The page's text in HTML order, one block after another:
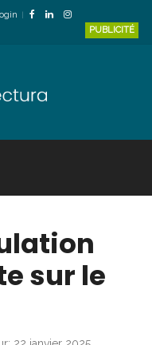
PUBLICITÉ
sur le